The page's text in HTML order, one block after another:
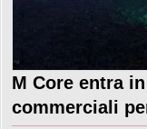
M Core entra
commerciali